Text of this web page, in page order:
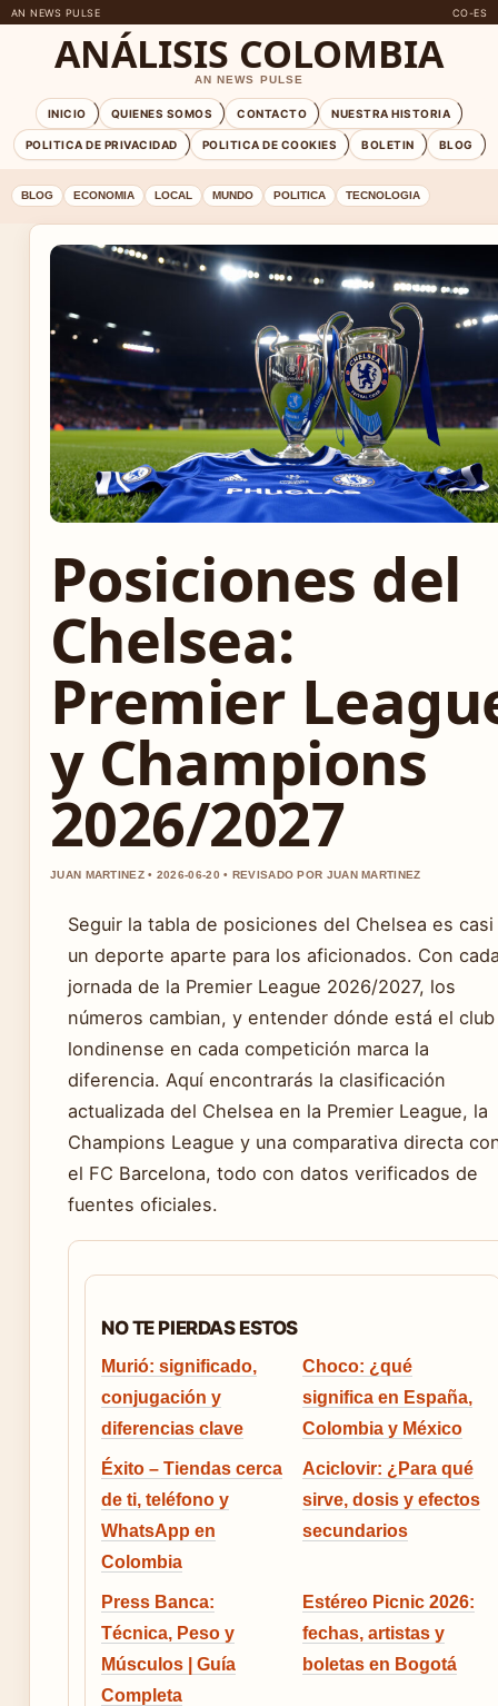
AN NEWS PULSE CO-ES
ANÁLISIS COLOMBIA
AN NEWS PULSE
INICIO QUIENES SOMOS CONTACTO NUESTRA HISTORIA
POLITICA DE PRIVACIDAD POLITICA DE COOKIES BOLETIN BLOG
BLOG ECONOMIA LOCAL MUNDO POLITICA TECNOLOGIA
Posiciones del
Chelsea:
Premier
y Champions
2026/2027
JUAN MARTINEZ • 2026-06-20 • REVISADO POR JUAN MARTINEZ
Seguir la tabla de posiciones del Chelsea es casi
un deporte aparte para los aficionados. Con
jornada de la Premier League 2026/2027, los
números cambian, y entender dónde está el club
londinense en cada competición marca la
diferencia. Aquí encontrarás la clasificación
actualizada del Chelsea en la Premier League, la
Champions League y una comparativa directa
el FC Barcelona, todo con datos verificados de
fuentes oficiales.
NO TE PIERDAS ESTOS
Murió: significado,
conjugación y
diferencias clave
Choco: ¿qué
significa en España,
Colombia y México
Éxito – Tiendas cerca
de ti, teléfono y
WhatsApp en
Colombia
Aciclovir: ¿Para qué
sirve, dosis y efectos
secundarios
Press Banca:
Técnica, Peso y
Músculos | Guía
Completa
Estéreo Picnic 2026:
fechas, artistas y
boletas en Bogotá